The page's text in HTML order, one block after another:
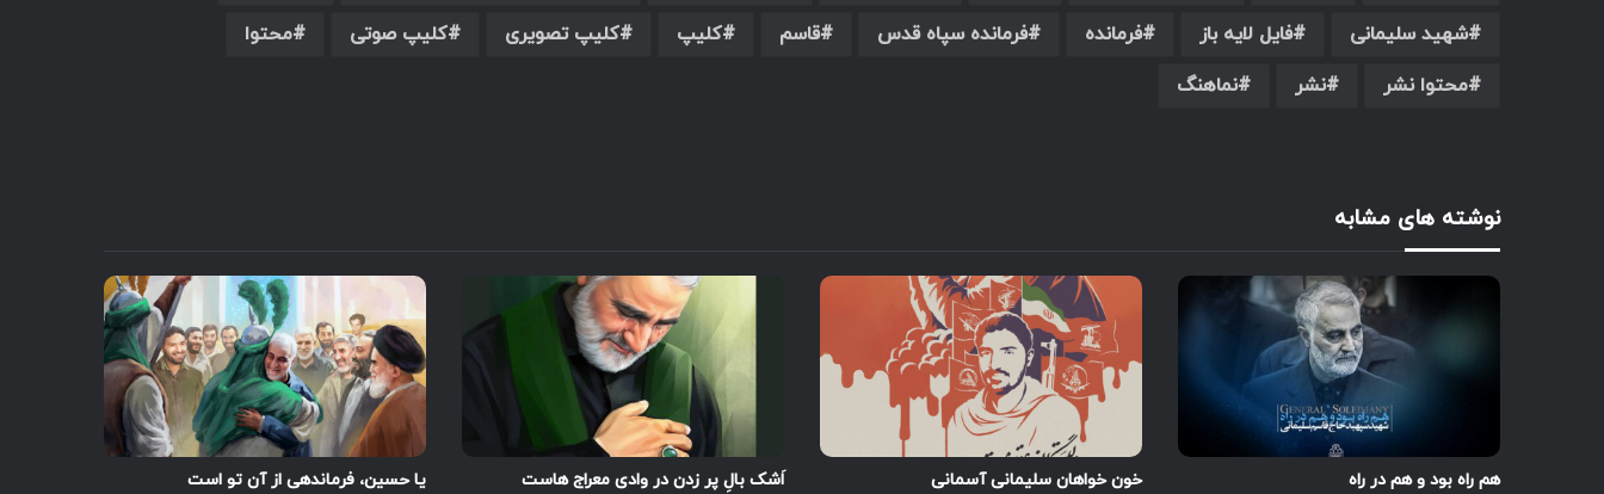
شهید سلیمانی
فایل لایه باز فرمانده فرمانده سپاه قدس قاسم کلیپ کلیپ تصویری کلیپ صوتی
محتوا
محتوا نشر
نشر نماهنگ
نوشته های مشابه
هم راه بود و هم در راه خون خواهان سلیمانی آسمانی اَشک بالِ پر زدن در وادی معراج هاست یا حسین، فرماندهی از آن تو است